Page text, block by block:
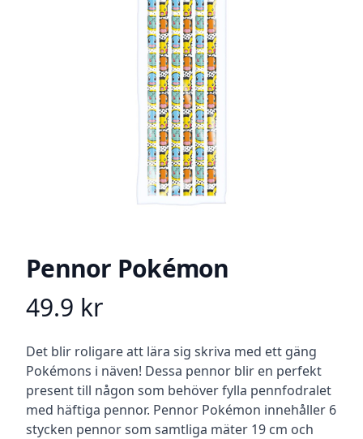
Pennor Pokémon
Product information
49.9 kr
Beskrivning
Det blir roligare att lära sig skriva med ett gäng
Pokémons i näven! Dessa pennor blir en perfekt
present till någon som behöver fylla pennfodralet
med häftiga pennor. Pennor Pokémon innehåller 6
stycken pennor som samtliga mäter 19 cm och